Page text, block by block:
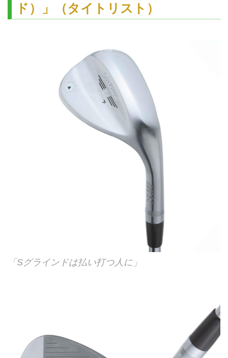
ド）」（タイトリスト）
「Sグラインドは払い打つ人に」